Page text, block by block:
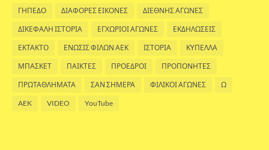
ΓΗΠΕΔΟ ΔΙΑΦΟΡΕΣ ΕΙΚΟΝΕΣ ΔΙΕΘΝΗΣ ΑΓΩΝΕΣ
ΔΙΚΕΦΑΛΗ ΙΣΤΟΡΙΑ ΕΓΧΩΡΙΟΙ ΑΓΩΝΕΣ ΕΚΔΗΛΩΣΕΙΣ
ΕΚΤΑΚΤΟ ΕΝΩΣΙΣ ΦΙΛΩΝ ΑΕΚ ΙΣΤΟΡΙΑ ΚΥΠΕΛΛΑ
ΜΠΑΣΚΕΤ ΠΑΙΚΤΕΣ ΠΡΟΕΔΡΟΙ ΠΡΟΠΟΝΗΤΕΣ
ΠΡΩΤΑΘΛΗΜΑΤΑ ΣΑΝ ΣΗΜΕΡΑ ΦΙΛΙΚΟΙ ΑΓΩΝΕΣ Ω
AEK VIDEO YouTube